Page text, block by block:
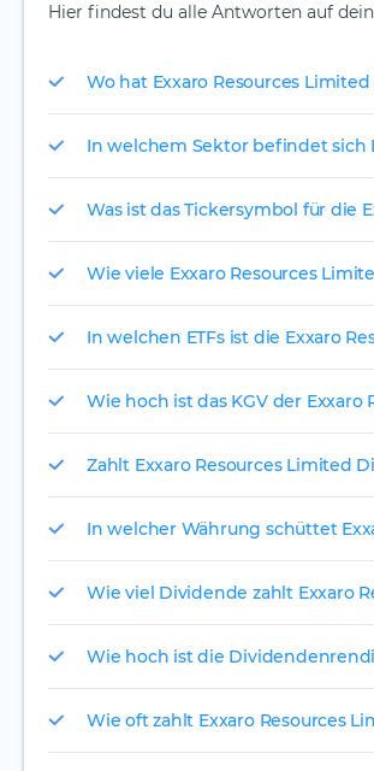
Hier findest du alle Antworten auf
Wo hat Exxaro Resources
In welchem Sektor befindet sich
Was ist das Tickersymbol für die
Wie viele Exxaro Resources
In welchen ETFs ist die Exxaro
Wie hoch ist das KGV der Exxaro
Zahlt Exxaro Resources Limited
In welcher Währung schüttet
Wie viel Dividende zahlt Exxaro
Wie hoch ist die
Wie oft zahlt Exxaro Resources